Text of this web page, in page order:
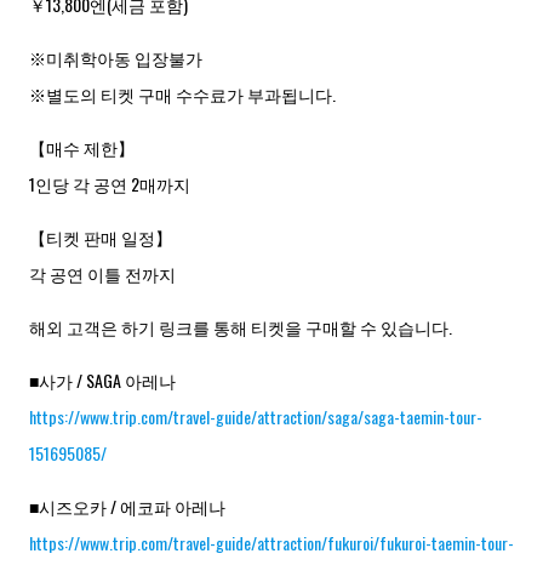
※미취학아동 입장불가
※별도의 티켓 구매 수수료가 부과됩니다.
【매수 제한】
1인당 각 공연 2매까지
【티켓 판매 일정】
각 공연 이틀 전까지
해외 고객은 하기 링크를 통해 티켓을 구매할 수 있습니다.
■사가 / SAGA 아레나
https://www.trip.com/travel-guide/attraction/saga/saga-taemin-tour-
151695085/
■시즈오카 / 에코파 아레나
https://www.trip.com/travel-guide/attraction/fukuroi/fukuroi-taemin-tour-